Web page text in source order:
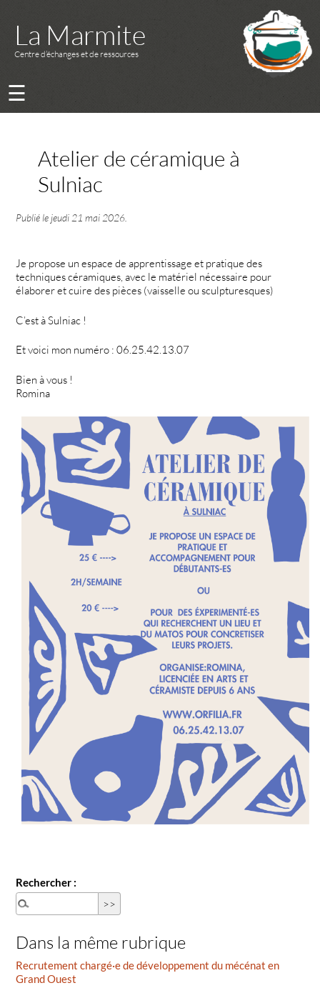
La Marmite
Centre d’échanges et de ressources
☰
Atelier de céramique à
Sulniac
Publié le jeudi 21 mai 2026
Je propose un espace de apprentissage et pratique des
techniques céramiques, avec le matériel nécessaire pour
élaborer et cuire des pièces (vaisselle ou sculpturesques)
C’est à Sulniac !
Et voici mon numéro : 06.25.42.13.07
Bien à vous !
Romina
Rechercher :
Dans la même rubrique
Recrutement chargé·e de développement du mécénat en
Grand Ouest